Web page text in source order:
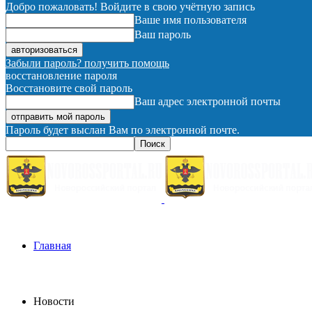
Добро пожаловать! Войдите в свою учётную запись
Ваше имя пользователя
Ваш пароль
Забыли пароль? получить помощь
восстановление пароля
Восстановите свой пароль
Ваш адрес электронной почты
Пароль будет выслан Вам по электронной почте.
Главная
Новости